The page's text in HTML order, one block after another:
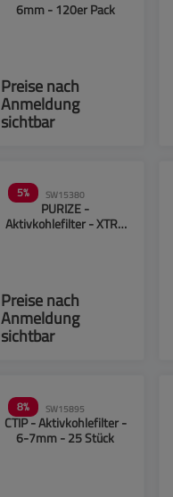
6mm - 120er Pack
Preise nach
Anmeldung
sichtbar
5% SW15380
PURIZE -
Aktivkohlefilter - XTRA
Preise nach
Anmeldung
sichtbar
8% SW15895
CTIP - Aktivkohlefilter -
6-7mm - 25 Stück